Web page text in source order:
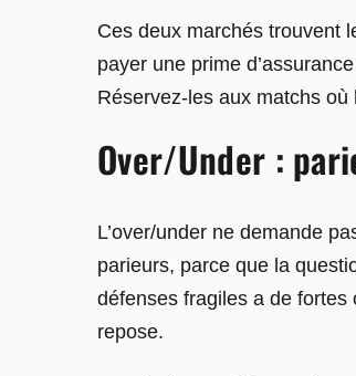
Ces deux marchés trouvent
payer une prime
Réservez-les aux matchs
Over/Under :
L’over/under ne demande
parieurs, parce que la
défenses fragiles a de fortes
repose.